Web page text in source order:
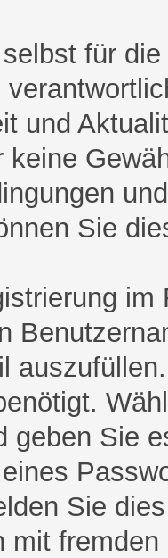
für
und
keine
Sie
geben Sie
Sie
mit